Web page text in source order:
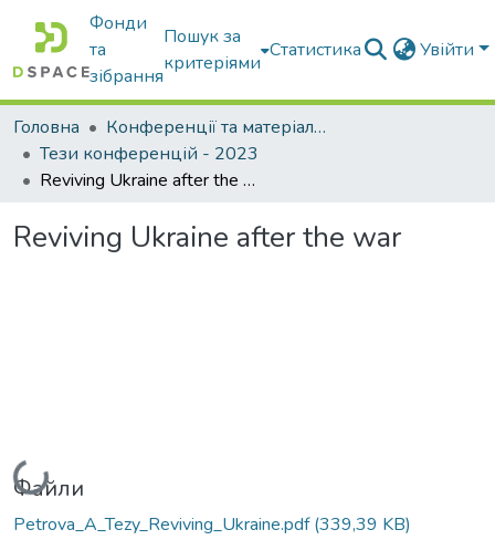
Фонди
та
зібрання
Пошук за
критеріями
Статистика Увійти
Головна
Конференції та матеріали конференцій
Тези конференцій - 2023
Reviving Ukraine after the war
Reviving Ukraine after the war
Вантажиться...
Файли
Petrova_A_Tezy_Reviving_Ukraine.pdf(339,39 KB)